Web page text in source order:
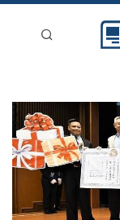
新聞稿分類
登入
刊登